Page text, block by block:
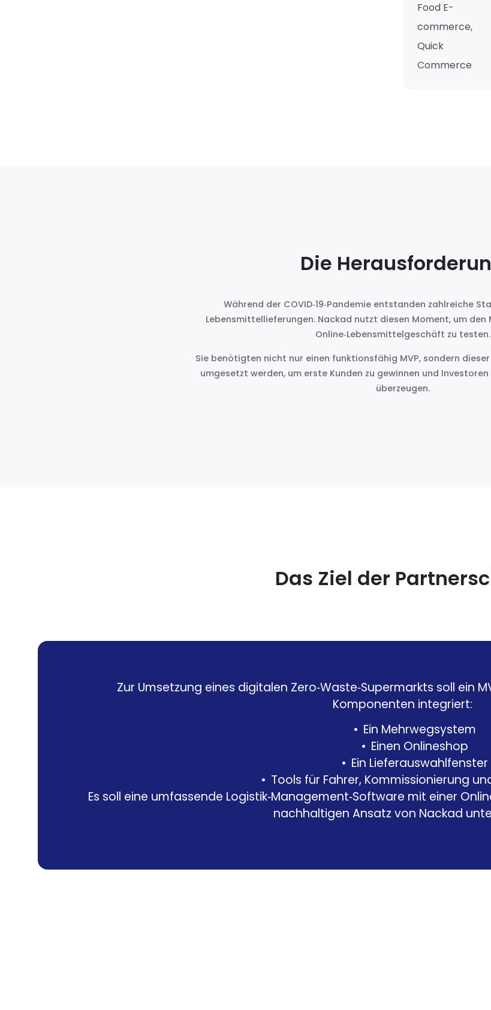
Food E-
commerce,
Quick
Commerce
Die
Während der COVID‑19‑Pandemie entstanden zahlreiche
Lebensmittellieferungen. Nackad nutzt diesen Moment, um
Online‑Lebensmittelgeschäft zu testen.
Sie benötigten nicht nur einen funktionsfähig MVP, sondern
umgesetzt werden, um erste Kunden zu gewinnen und
überzeugen.
Das Ziel der
Zur Umsetzung eines digitalen Zero‑Waste‑Supermarkts soll ein
Komponenten integriert:
Ein Mehrwegsystem
Einen Onlineshop
Ein Lieferauswahlfenster
Tools für Fahrer, Kommissionierung
Es soll eine umfassende Logistik‑Management‑Software mit einer
nachhaltigen Ansatz von Nackad